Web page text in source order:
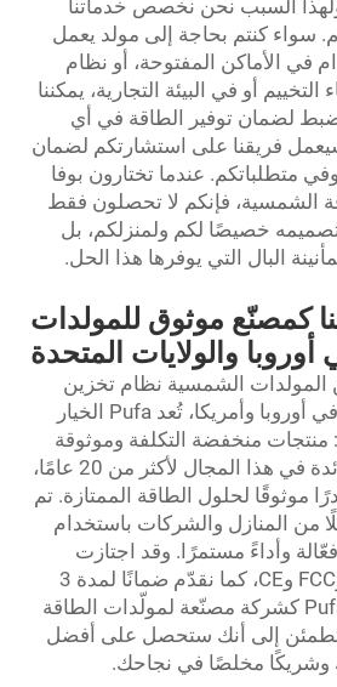
السبب نحن نخصص خدماتنا
سواء كنتم بحاجة إلى مولد يعمل
في الأماكن المفتوحة، أو نظام
أو في البيئة التجارية، يمكننا
لضمان توفير الطاقة في أي
فريقنا على استشارتكم لضمان
متطلباتكم. عندما تختارون بوفا
الشمسية، فإنكم لا تحصلون فقط
خصيصًا لكم ولمنزلكم، بل
البال التي يوفرها هذا الحل.
كمصنّع موثوق للمولدات
والولايات المتحدة
المولدات الشمسية نظام تخزين
بصفتها موردًا في أوروبا وأمريكا، تُعد Pufa الخيار
منتجات منخفضة التكلفة وموثوقة
ومخصصة. وبما أننا رائدة في هذا المجال لأكثر من 20 عامًا،
موثوقًا لحلول الطاقة الممتازة. تم
كلًا من المنازل والشركات باستخدام
وأداءً مستمرًا. وقد اجتازت
منتجاتنا شهادات UL وFCC وCE، كما نقدّم ضمانًا لمدة 3
سنوات. عندما تختار Pufa كشركة مصنّعة لمولّدات الطاقة
تطمئن إلى أنك ستحصل على أفضل
وشريكًا مخلصًا في نجاحك.